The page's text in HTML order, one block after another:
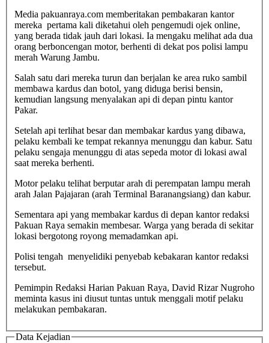
Media pakuanraya.com memberitakan pembakaran kantor
mereka pertama kali diketahui oleh pengemudi ojek online,
yang berada tidak jauh dari lokasi. Ia mengaku melihat ada dua
orang berboncengan motor, berhenti di dekat pos polisi lampu
merah Warung Jambu.
Salah satu dari mereka turun dan berjalan ke area ruko sambil
membawa kardus dan botol, yang diduga berisi bensin,
kemudian langsung menyalakan api di depan pintu kantor
Pakar.
Setelah api terlihat besar dan membakar kardus yang dibawa,
pelaku kembali ke tempat rekannya menunggu dan kabur. Satu
pelaku sengaja menunggu di atas sepeda motor di lokasi awal
saat mereka berhenti.
Motor pelaku telihat berputar arah di perempatan lampu merah
arah Jalan Pajajaran (arah Terminal Baranangsiang) dan kabur.
Sementara api yang membakar kardus di depan kantor redaksi
Pakuan Raya semakin membesar. Warga yang berada di sekitar
lokasi bergotong royong memadamkan api.
Polisi tengah menyelidiki penyebab kebakaran kantor redaksi
tersebut.
Pemimpin Redaksi Harian Pakuan Raya, David Rizar Nugroho
meminta kasus ini diusut tuntas untuk menggali motif pelaku
melakukan pembakaran.
Data Kejadian